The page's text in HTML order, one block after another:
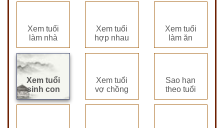
Xem tuổi
làm nhà
Xem tuổi
hợp nhau
Xem tuổi
làm ăn
Xem tuổi
sinh con
Xem tuổi
vợ chồng
Sao hạn
theo tuổi